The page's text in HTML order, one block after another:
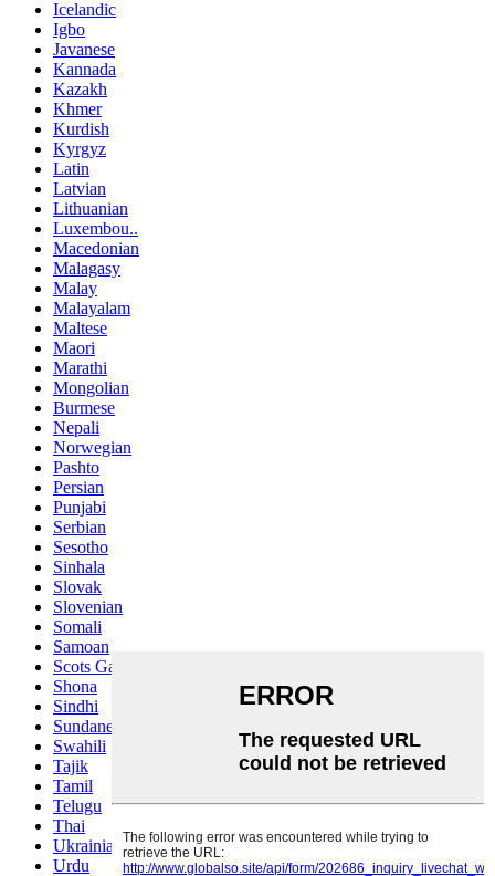
Icelandic
Igbo
Javanese
Kannada
Kazakh
Khmer
Kurdish
Kyrgyz
Latin
Latvian
Lithuanian
Luxembou..
Macedonian
Malagasy
Malay
Malayalam
Maltese
Maori
Marathi
Mongolian
Burmese
Nepali
Norwegian
Pashto
Persian
Punjabi
Serbian
Sesotho
Sinhala
Slovak
Slovenian
Somali
Samoan
Scots Gaelic
Shona
Sindhi
Sundanese
Swahili
Tajik
Tamil
Telugu
Thai
Ukrainian
Urdu